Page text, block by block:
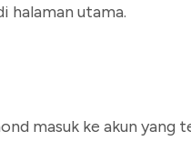
halaman utama.
masuk ke akun yang